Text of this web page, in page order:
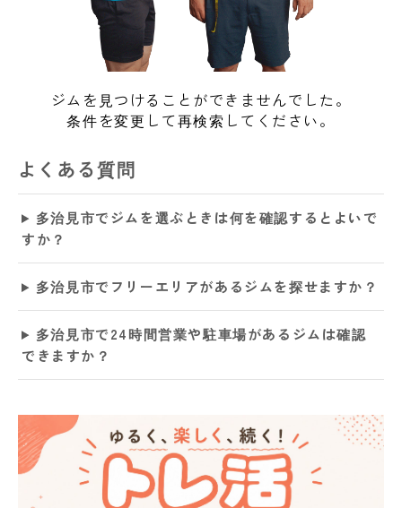
ジムを見つけることができませんでした。
条件を変更して再検索してください。
よくある質問
多治見市でジムを選ぶときは何を確認するとよいで
すか？
多治見市でフリーエリアがあるジムを探せますか？
多治見市で24時間営業や駐車場があるジムは確認
できますか？